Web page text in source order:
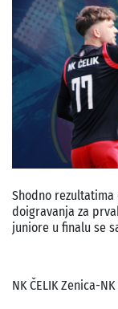
Shodno
doigravanja za
juniore u finalu se
NK ČELIK Zenica-